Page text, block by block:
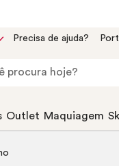
Precisa de ajuda?
Outlet Maquiagem